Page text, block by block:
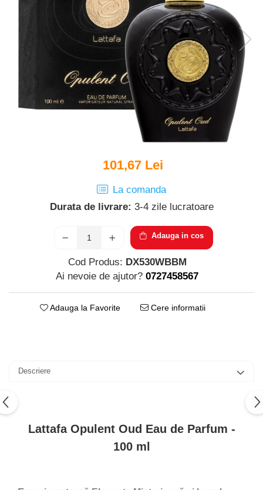
Accesorii si dispozitive
Produse bucatarie
Produse pentru animale
Pisici
Periferice & Componente PC
Produse Cosmetice Coreene
Creme pentru maini si picioare
101,67 Lei
La comanda
Durata de livrare: 3-4 zile lucratoare
Adauga in cos
Cod Produs: DX530WBBM
Ai nevoie de ajutor? 0727458567
Adauga la Favorite Cere informatii
Descriere
Lattafa Opulent Oud Eau de Parfum -
100 ml